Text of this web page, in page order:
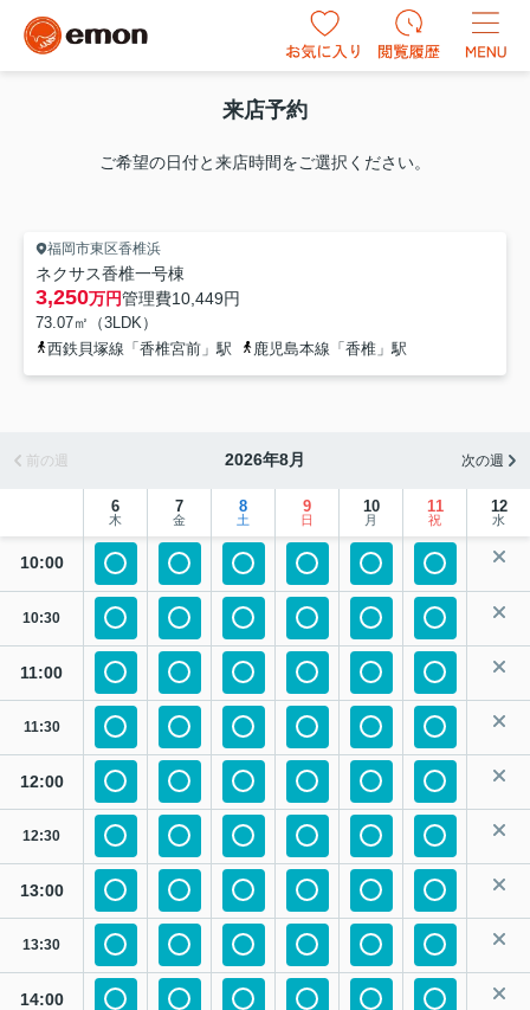
来店予約
ご希望の日付と来店時間をご選択ください。
福岡市東区香椎浜
ネクサス香椎一号棟
3,250万円管理費10,449円
73.07㎡（3LDK）
西鉄貝塚線「香椎宮前」駅
鹿児島本線「香椎」駅
前の週 2026年8月 次の週
6
木
7
金
8
土
9
日
10
月
11
祝
12
水
10:00
10:30
11:00
11:30
12:00
12:30
13:00
13:30
14:00